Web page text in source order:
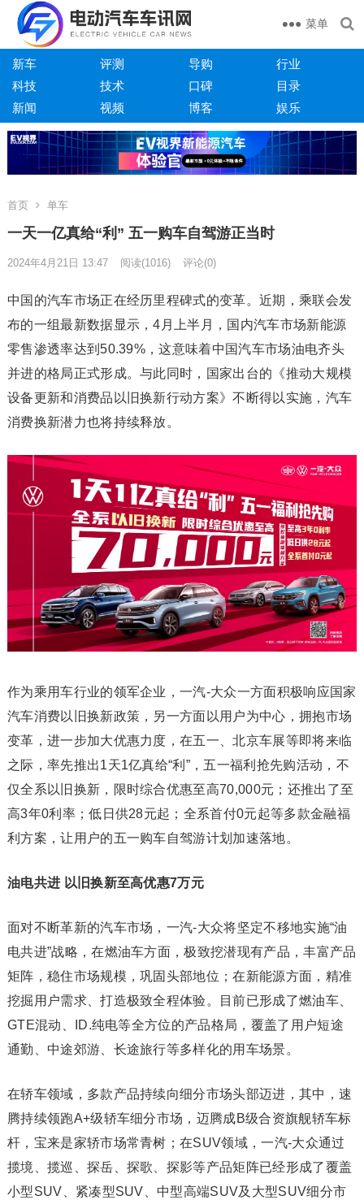
菜单
新车 评测 导购
行业
科技
技术 口碑
目录
新闻
视频 博客 娱乐
首页 单车
一天一亿真给“利” 五一购车自驾游正当时
2024年4月21日 13:47 阅读(1016) 评论(0)
中国的汽车市场正在经历里程碑式的变革。近期，乘联会发
布的一组最新数据显示，4月上半月，国内汽车市场新能源
零售渗透率达到50.39%，这意味着中国汽车市场油电齐头
并进的格局正式形成。与此同时，国家出台的《推动大规模
设备更新和消费品以旧换新行动方案》不断得以实施，汽车
消费换新潜力也将持续释放。
作为乘用车行业的领军企业，一汽-大众一方面积极响应国家
汽车消费以旧换新政策，另一方面以用户为中心，拥抱市场
变革，进一步加大优惠力度，在五一、北京车展等即将来临
之际，率先推出1天1亿真给“利”，五一福利抢先购活动，不
仅全系以旧换新，限时综合优惠至高70,000元；还推出了至
高3年0利率；低日供28元起；全系首付0元起等多款金融福
利方案，让用户的五一购车自驾游计划加速落地。
油电共进 以旧换新至高优惠7万元
面对不断革新的汽车市场，一汽-大众将坚定不移地实施“油
电共进”战略，在燃油车方面，极致挖潜现有产品，丰富产品
矩阵，稳住市场规模，巩固头部地位；在新能源方面，精准
挖掘用户需求、打造极致全程体验。目前已形成了燃油车、
GTE混动、ID.纯电等全方位的产品格局，覆盖了用户短途
通勤、中途郊游、长途旅行等多样化的用车场景。
在轿车领域，多款产品持续向细分市场头部迈进，其中，速
腾持续领跑A+级轿车细分市场，迈腾成B级合资旗舰轿车标
杆，宝来是家轿市场常青树；在SUV领域，一汽-大众通过
揽境、揽巡、探岳、探歌、探影等产品矩阵已经形成了覆盖
小型SUV、紧凑型SUV、中型高端SUV及大型SUV细分市